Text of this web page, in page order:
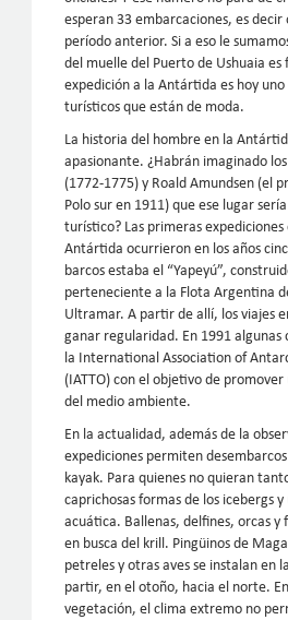
esperan 33 embarcaciones, es decir
período anterior. Si a eso le
del muelle del Puerto de Ushuaia es
expedición a la Antártida es hoy uno
turísticos que están de moda.
La historia del hombre en la
apasionante. ¿Habrán imaginado
(1772-1775) y Roald Amundsen (el
Polo sur en 1911) que ese lugar
turístico? Las primeras expediciones
Antártida ocurrieron en los años
barcos estaba el “Yapeyú”,
perteneciente a la Flota Argentina
Ultramar. A partir de allí, los viajes
ganar regularidad. En 1991 algunas
la International Association of
(IATTO) con el objetivo de
del medio ambiente.
En la actualidad, además de la
expediciones permiten
kayak. Para quienes no quieran
caprichosas formas de los icebergs
acuática. Ballenas, delfines, orcas y
en busca del krill. Pingüinos de
petreles y otras aves se instalan en
partir, en el otoño, hacia el norte.
vegetación, el clima extremo no